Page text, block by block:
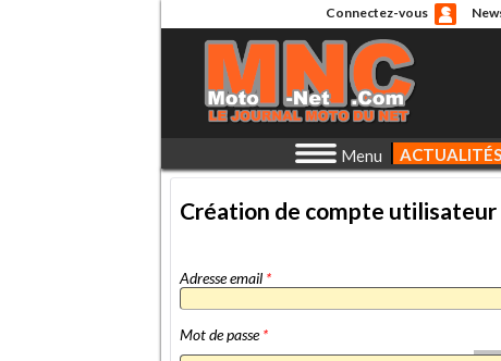
Connectez-vous
Menu ACTUALITÉS
Création de compte utilisateur
Adresse email *
Mot de passe*